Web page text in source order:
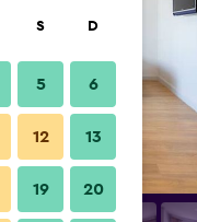
S D
5 6
12 13
19 20